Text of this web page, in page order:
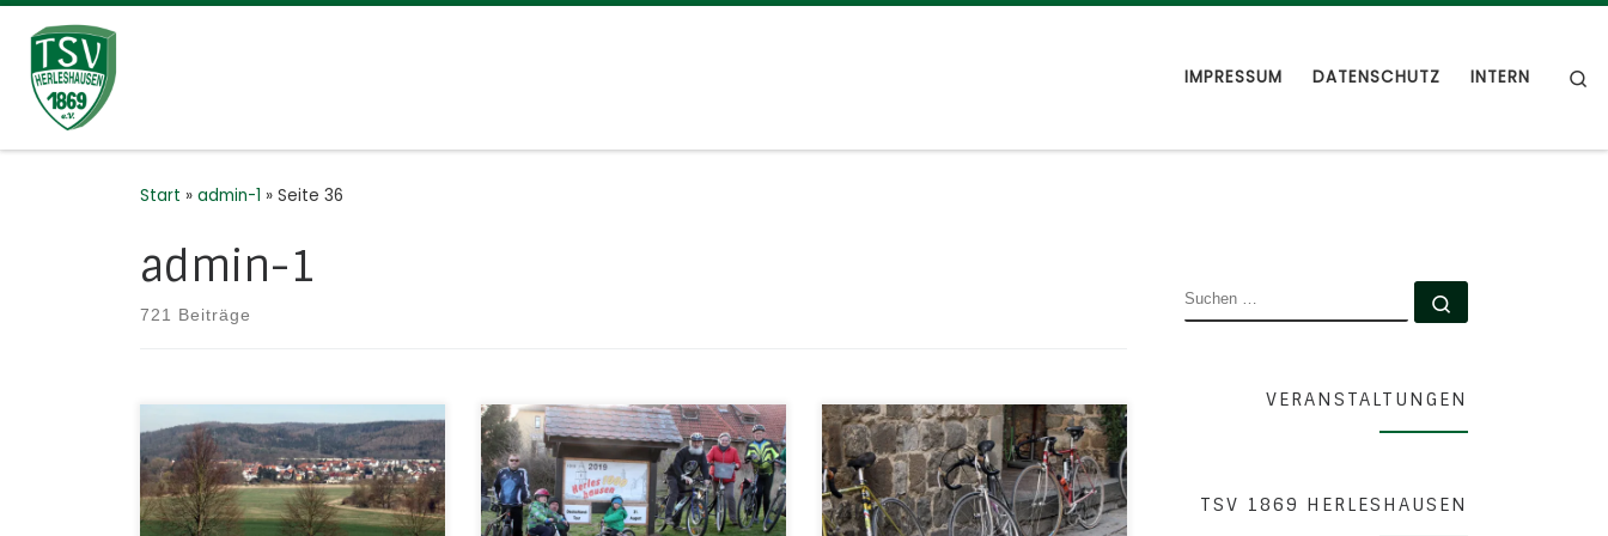
Zum Inhalt springen
IMPRESSUM DATENSCHUTZ INTERN
Start » admin-1 » Seite 36
admin-1
721 Beiträge
Arbeitskreis Stehender Festzug
Liebe Gäste, ganz herzlich
begrüßt Sie die Gemeinde
Herleshausen zum Stehenden
Die Nachricht des Tages hat
natürlich in Herleshausen
eingeschlagen wie ´ne frische
Bluttransfusion vor der
Damit hat niemand gerechnet.
Wie aus gut unterrichteten
Kreisen am frühen Morgen
bekannt wurde, erhält
SUCHE
VERANSTALTUNGEN
TSV 1869 HERLESHAUSEN